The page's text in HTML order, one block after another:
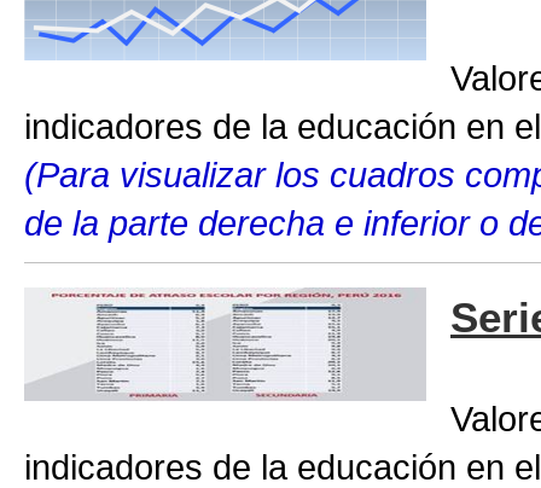
indicadores de la educación en
(Para visualizar los cuadros
de la parte derecha e inferior o
indicadores de la educación en